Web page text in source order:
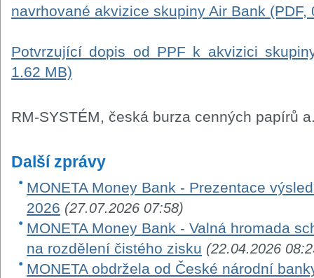
navrhované akvizice skupiny Air Bank (PDF,
Potvrzující dopis od PPF k akvizici
1.62 MB)
RM-SYSTÉM, česká burza cenných papírů
Další zprávy
MONETA Money Bank - Prezentace
2026 (27.07.2026 07:58)
MONETA Money Bank - Valná hromada
na rozdělení čistého zisku (22.04.2026
MONETA obdržela od České národní